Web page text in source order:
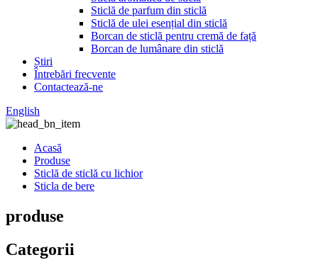
Sticlă de parfum din sticlă
Sticlă de ulei esențial din sticlă
Borcan de sticlă pentru cremă de față
Borcan de lumânare din sticlă
Știri
Întrebări frecvente
Contactează-ne
English
Acasă
Produse
Sticlă de sticlă cu lichior
Sticla de bere
produse
Categorii